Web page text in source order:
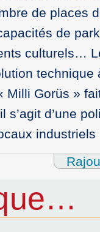
de places
de
culturels…
Milli Gorüs »
d’une
industriels